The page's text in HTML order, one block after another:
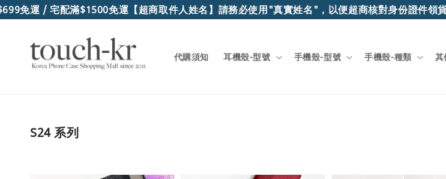
/ 宅配滿$1500免運【超商取件人姓名】請務必使用"真實姓名"，以便超商核對身份證件領貨【香
代購須知 耳機殼-型號 手機殼-型號 手機殼-種類 其
S24 系列